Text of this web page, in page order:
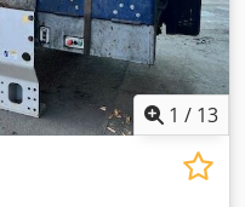
verwijderen aangezien
aanbieden en verkopen.
1 / 13